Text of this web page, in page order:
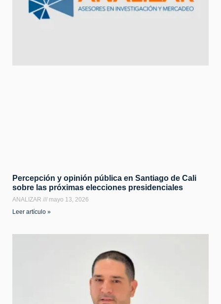
Percepción y opinión pública en Santiago de Cali
sobre las próximas elecciones presidenciales
ANALIZAR
mayo 13, 2026
Leer artículo »